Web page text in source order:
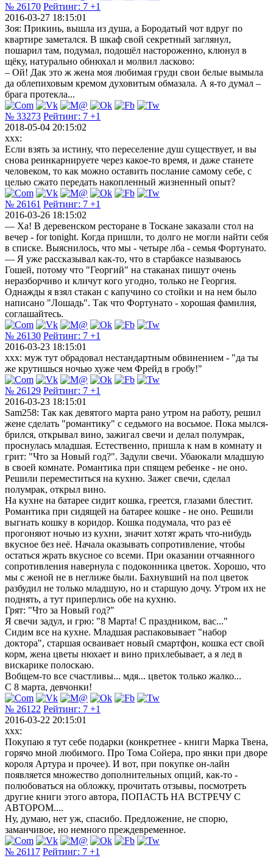
№ 26170 Рейтинг: 7 +1
2016-03-27 18:15:01
Зоя: Прикинь, вышла из душа, а Бородатый чот вдруг по
квартире заметался. В шкаф свой секретный заглянул,
пошарил там, подумал, подошёл настороженно, клюнул в
щёку, натурально обнюхал и молвил ласково:
– Ой! Дак это ж жена моя любимая груди свои белые вымыла
да облепиховым кремом духовитым обмазала. А я-то думал –
брага протекла...
№ 33273 Рейтинг: 7 +1
2018-05-04 20:15:02
xxx:
Если взять за истину, что переселение душ существует, и вы
снова реинкарнируете через какое-то время, и даже станете
человеком, то как можно оставить послание самому себе, с
целью сжато передать накопленный жизненный опыт?
№ 26161 Рейтинг: 7 +1
2016-03-26 18:15:02
— Ха! В деревенском ресторане в Тоскане заказали стол на
вечер - for tonight. Когда пришли, то долго не могли найти себя
в списке. Выяснилось, что мы - четыре лба - семья Фортунато.
— Я уже рассказывал как-то, что в старбаксе называюсь
Гошей, потому что "Георгий" на стаканах пишут очень
неразборчиво и кличут кого угодно, только не Георгия.
Однажды я взял стакан с капучино со стойки и на нем было
написано "Лошадь". Так что Фортунато - хорошая фамилия,
соглашайтесь.
№ 26130 Рейтинг: 7 +1
2016-03-23 18:15:01
xxx: муж тут обрадовал нестандартным обвинением - "да ты
же крутишься ночью хуже чем Фрейд в гробу!"
№ 26129 Рейтинг: 7 +1
2016-03-23 18:15:01
Sam258: Так как девятого марта рано утром на работу, решил
жене сделать "романтику" с седьмого на восьмое. Пока мылся-
брился, открывал вино, зажигал свечи и делал полумрак,
проснулась младшая. Естественно, пришла к нам в комнату и
грит: "Что за Новый год?". Задули свечи. Убаюкали младшую
в своей комнате. Романтика при спящем ребенке - не оно.
Решили переместиться на кухню. Зажег свечи, сделал
полумрак, открыл вино.
На кухне на батарее сидит кошка, греется, глазами блестит.
Романтика при сидящей на батарее кошке - не оно. Решили
выгнать кошку в коридор. Кошка подумала, что раз её
прогоняют ночью из кухни, значит хотят жрать что-нибудь
вкусное без неё. Начала оказывать сопротивление, чтобы
остаться жрать вкусное со всеми. При оказании отчаянного
сопротивления навернула с подоконника цветок. Хорошо, что
мы с женой не в неглиже были. Бахнувший на пол цветок
разбудил не только младшую, но и старшую дочу. Утром их не
поднять, а тут приперлись обе на кухню.
Грят: "Что за Новый год?"
Я свечи задул, и грю: "8 Марта! С праздником, вас..."
Сидим все на кухне. Младшая распаковывает "набор
доктора", старшая осваивает новый смартфон, кошка ест свой
корм, жена цветы нюхает и вино прихлебывает, а я лед в
вискарике полоскаю.
Вобщем-то все счастливы... мдя... цветок только жалко...
С 8 марта, девчонки!
№ 26122 Рейтинг: 7 +1
2016-03-22 20:15:01
xxx:
Покупаю я тут себе подарки (конкретнее - книги Марка Твена,
горячо мной любимого. Про Тома Сойера, про янки при дворе
короля Артура и прочее). И вот, при покупке он-лайн
появляется множество дополнительных опций, как-то -
полюбоваться на обложку, прочитать отзывы, посмотреть
другие книги этого автора, ПОПАСТЬ НА ВСТРЕЧУ С
АВТОРОМ....
Ну, думаю, нет уж, спасибо. Предложение, не спорю,
заманчивое, но немного преждевременное.
№ 26117 Рейтинг: 7 +1